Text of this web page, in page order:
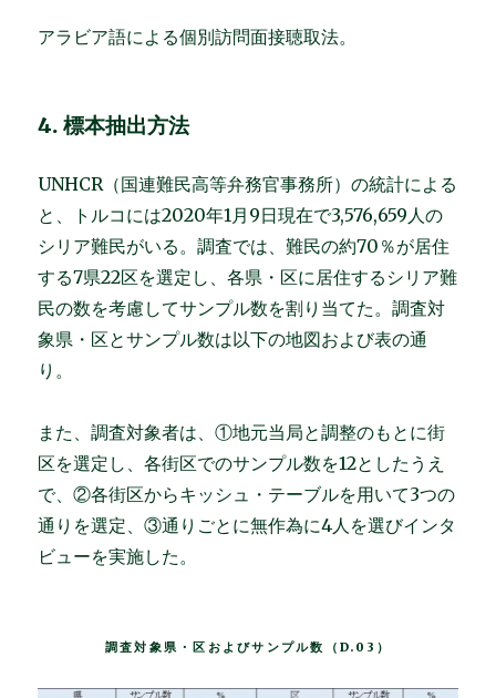
アラビア語による個別訪問面接聴取法。
4. 標本抽出方法
UNHCR（国連難民高等弁務官事務所）の統計による
と、トルコには2020年1月9日現在で3,576,659人の
シリア難民がいる。調査では、難民の約70％が居住
する7県22区を選定し、各県・区に居住するシリア難
民の数を考慮してサンプル数を割り当てた。調査対
象県・区とサンプル数は以下の地図および表の通
り。
また、調査対象者は、①地元当局と調整のもとに街
区を選定し、各街区でのサンプル数を12としたうえ
で、②各街区からキッシュ・テーブルを用いて3つの
通りを選定、③通りごとに無作為に4人を選びインタ
ビューを実施した。
調査対象県・区およびサンプル数（D.03）